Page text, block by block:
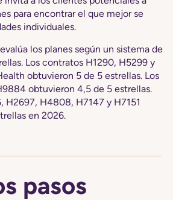
para encontrar el que mejor se
individuales.
los planes según un sistema de
Los contratos H1290, H5299 y
obtuvieron 5 de 5 estrellas. Los
obtuvieron 4,5 de 5 estrellas.
H2697, H4808, H7147 y H7151
en 2026.
pasos